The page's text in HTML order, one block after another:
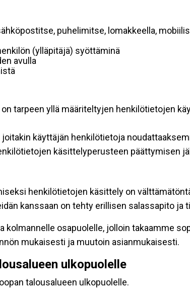
puhelimitse, lomakkeella,
(ylläpitäjä) syöttäminä
avulla
tarpeen yllä määriteltyjen henkilötietojen
käyttäjän henkilötietoja
käsittelyperusteen päättymisen
henkilötietojen käsittely on
kanssaan on tehty erillisen salassapito
kolmannelle osapuolelle, jolloin takaamme
mukaisesti ja muutoin asianmukaisesti.
ulkopuolelle
talousalueen ulkopuolelle.